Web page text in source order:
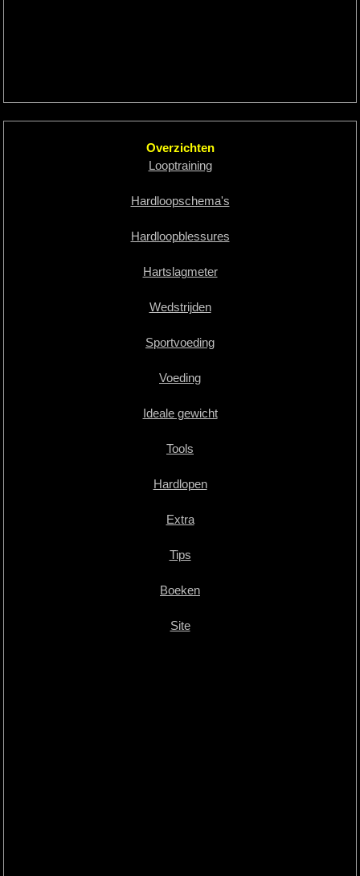
Overzichten
Looptraining
Hardloopschema's
Hardloopblessures
Hartslagmeter
Wedstrijden
Sportvoeding
Voeding
Ideale gewicht
Tools
Hardlopen
Extra
Tips
Boeken
Site